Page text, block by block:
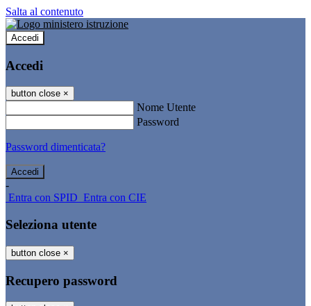
Salta al contenuto
Accedi
Accedi
button close ×
Nome Utente
Password
Password dimenticata?
-
Entra con SPID Entra con CIE
Seleziona utente
button close ×
Recupero password